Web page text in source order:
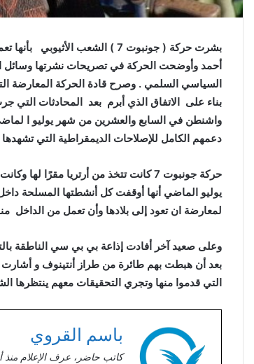
بشرت حركة ( جونبوت 7 ) الشعب
أحمد وأوضحت الحركة في تصريحات نشرتها وسائل
السياسي السلمي . وصرح قادة الحركة المعارضة
بناء على الاتفاق الذي أبرم بعد المحادثات التي
واشنطن في السابع والعشرين من شهر يوليو ا
دعمهم الكامل للإصلاحات الديمقراطية التي تشهدها
حركة جونبوت 7 كانت تتخذ من أرتريا
يوليو الماضي أنها أوقفت كل أنشطتها المسلحة داخل
لمعارضة ان تعود إلى بلادها وأن تعمل من
بعد أن هبطت بهم طائرة من طراز أنتينوف و أشارت
التي قدموا منها وتجري التحقيقات معهم ينتظرها
باسم القروي
كاتب حاضر، عرف الإعلام منذ